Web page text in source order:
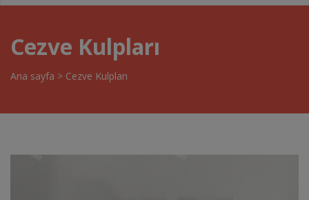
Cezve Kulpları
Ana sayfa > Cezve Kulpları